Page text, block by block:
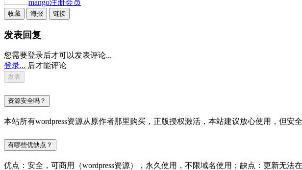
mango注册会员
收藏 海报 链接
发表回复
您需要登录后才可以发表评论...
登录... 后才能评论
资源安全吗？
本站所有wordpress资源从原作者那里购买，正版授权激活，本站建议放心使用，但
有哪些优缺点？
优点：安全，可商用（wordpress资源），永久使用，不限域名使用；缺点：更新无法